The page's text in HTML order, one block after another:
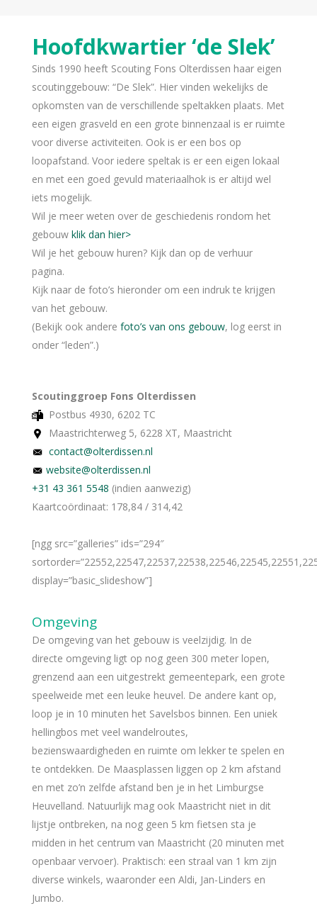
Hoofdkwartier ‘de Slek’
Sinds 1990 heeft Scouting Fons Olterdissen haar eigen
scoutinggebouw: “De Slek”. Hier vinden wekelijks de
opkomsten van de verschillende speltakken plaats. Met
een eigen grasveld en een grote binnenzaal is er ruimte
voor diverse activiteiten. Ook is er een bos op
loopafstand. Voor iedere speltak is er een eigen lokaal
en met een goed gevuld materiaalhok is er altijd wel
iets mogelijk.
Wil je meer weten over de geschiedenis rondom het
gebouw klik dan hier>
Wil je het gebouw huren? Kijk dan op de verhuur
pagina.
Kijk naar de foto’s hieronder om een indruk te krijgen
van het gebouw.
(Bekijk ook andere foto’s van ons gebouw, log eerst in
onder “leden”.)
Scoutinggroep Fons Olterdissen
Postbus 4930, 6202 TC
Maastrichterweg 5, 6228 XT, Maastricht
contact@olterdissen.nl
website@olterdissen.nl
+31 43 361 5548 (indien aanwezig)
Kaartcoördinaat: 178,84 / 314,42
[ngg src=”galleries” ids=”294″
display=”basic_slideshow”]
Omgeving
De omgeving van het gebouw is veelzijdig. In de
directe omgeving ligt op nog geen 300 meter lopen,
grenzend aan een uitgestrekt gemeentepark, een grote
speelweide met een leuke heuvel. De andere kant op,
loop je in 10 minuten het Savelsbos binnen. Een uniek
hellingbos met veel wandelroutes,
bezienswaardigheden en ruimte om lekker te spelen en
te ontdekken. De Maasplassen liggen op 2 km afstand
en met zo’n zelfde afstand ben je in het Limburgse
Heuvelland. Natuurlijk mag ook Maastricht niet in dit
lijstje ontbreken, na nog geen 5 km fietsen sta je
midden in het centrum van Maastricht (20 minuten met
openbaar vervoer). Praktisch: een straal van 1 km zijn
diverse winkels, waaronder een Aldi, Jan-Linders en
Jumbo.